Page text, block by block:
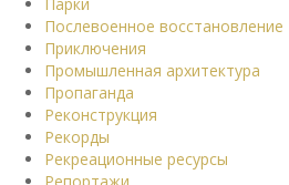
Парки
Послевоенное восстановление
Приключения
Промышленная архитектура
Пропаганда
Реконструкция
Рекорды
Рекреационные ресурсы